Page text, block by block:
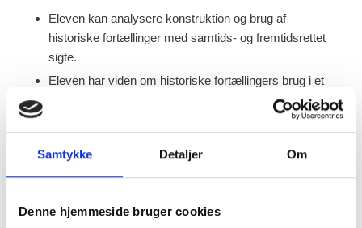
Samtykke Detaljer Om
Denne hjemmeside bruger cookies
Eleven kan analysere konstruktion og brug af
historiske fortællinger med samtids- og fremtidsrettet
sigte.
Eleven har viden om historiske fortællingers brug i et
Eleven har viden om funktion af historie i fortid og nutid
Engelsk